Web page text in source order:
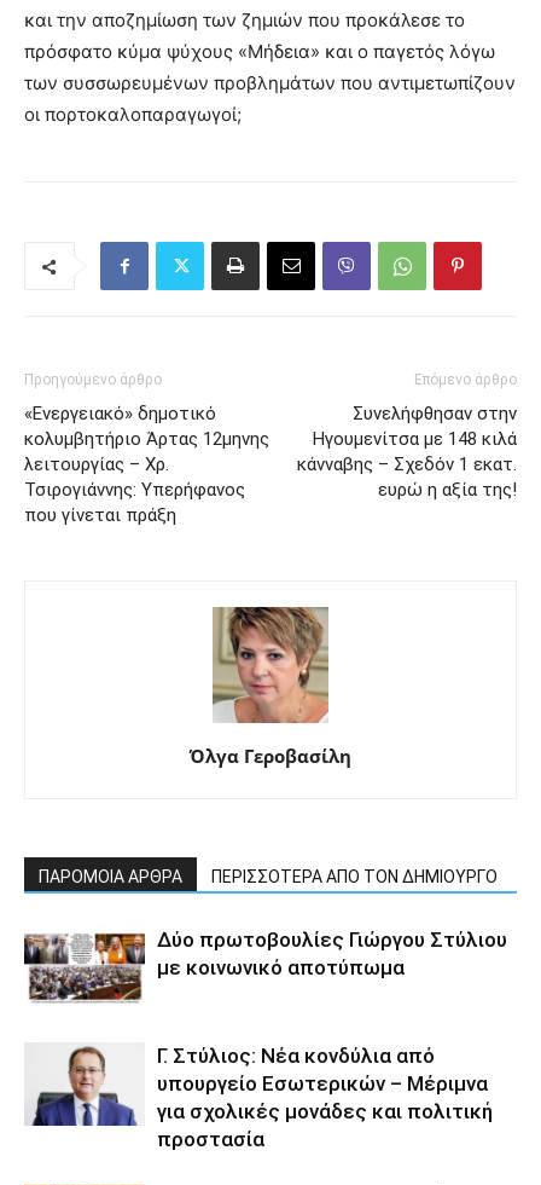
και την αποζημίωση των ζημιών που προκάλεσε το
πρόσφατο κύμα ψύχους «Μήδεια» και ο παγετός λόγω
των συσσωρευμένων προβλημάτων που αντιμετωπίζουν
οι πορτοκαλοπαραγωγοί;
Προηγούμενο άρθρο
«Ενεργειακό» δημοτικό
κολυμβητήριο Άρτας 12μηνης
λειτουργίας – Χρ.
Τσιρογιάννης: Υπερήφανος
που γίνεται πράξη
Επόμενο άρθρο
Συνελήφθησαν στην
Ηγουμενίτσα με 148 κιλά
κάνναβης – Σχεδόν 1 εκατ.
ευρώ η αξία της!
Όλγα Γεροβασίλη
ΠΑΡΟΜΟΙΑ ΑΡΘΡΑ ΠΕΡΙΣΣΟΤΕΡΑ ΑΠΟ ΤΟΝ ΔΗΜΙΟΥΡΓΟ
Δύο πρωτοβουλίες Γιώργου Στύλιου
με κοινωνικό αποτύπωμα
Γ. Στύλιος: Νέα κονδύλια από
υπουργείο Εσωτερικών – Μέριμνα
για σχολικές μονάδες και πολιτική
προστασία